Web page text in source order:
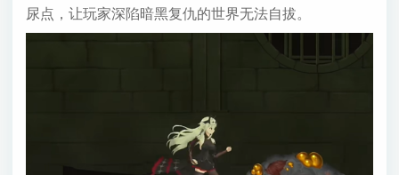
尿点，让玩家深陷暗黑复仇的世界无法自拔。